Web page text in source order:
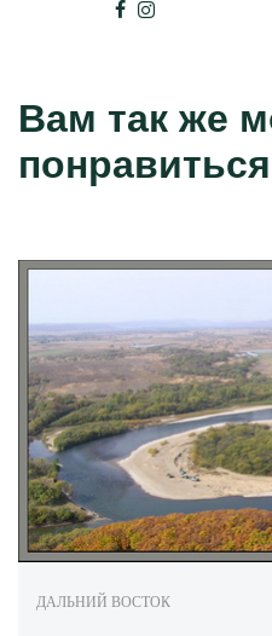
Вам так же
понравиться
ДАЛЬНИЙ ВОСТОК